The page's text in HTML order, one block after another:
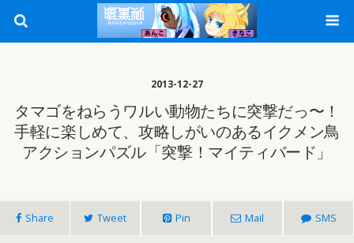
2013-12-27
タマゴをねらうワルい動物たちに突撃だっ〜！
手軽に楽しめて、攻略しがいのあるイクメン鳥
アクションパズル「突撃！マイティバード」
Share Tweet Pin Mail SMS